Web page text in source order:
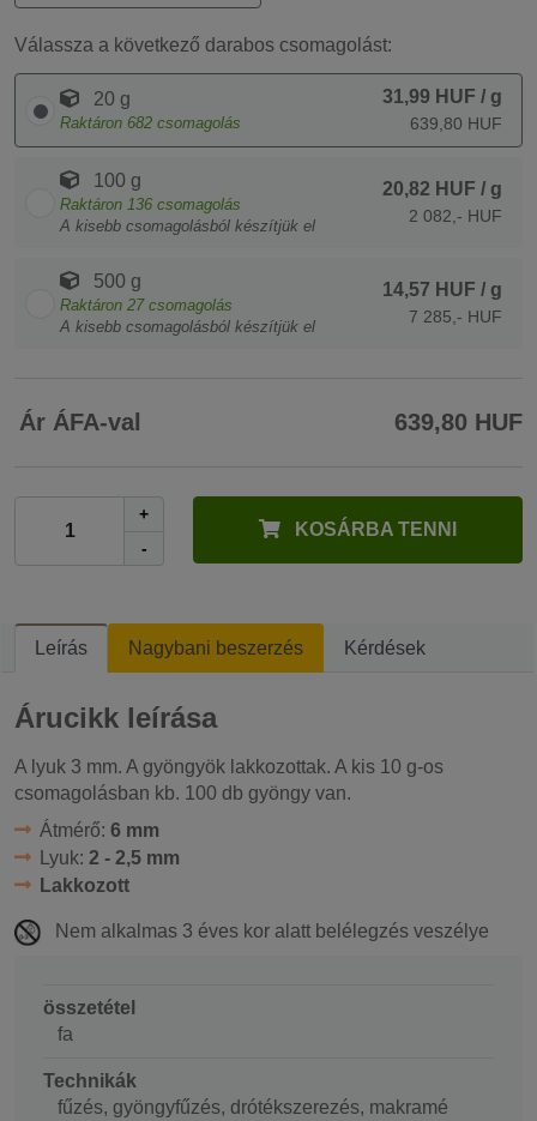
Válassza a következő darabos csomagolást:
20 g
Raktáron 682 csomagolás
31,99 HUF / g
639,80 HUF
100 g
Raktáron 136 csomagolás
A kisebb csomagolásból készítjük el
20,82 HUF / g
2 082,- HUF
500 g
Raktáron 27 csomagolás
A kisebb csomagolásból készítjük el
14,57 HUF / g
7 285,- HUF
Ár ÁFA-val 639,80 HUF
+
-
KOSÁRBA TENNI
Leírás Nagybani beszerzés Kérdések
Árucikk leírása
A lyuk 3 mm. A gyöngyök lakkozottak. A kis 10 g-os
csomagolásban kb. 100 db gyöngy van.
Átmérő: 6 mm
Lyuk: 2 - 2,5 mm
Lakkozott
Nem alkalmas 3 éves kor alatt belélegzés veszélye
összetétel
fa
Technikák
fűzés, gyöngyfűzés, drótékszerezés, makramé